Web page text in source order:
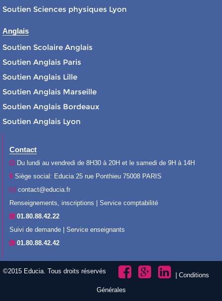
Soutien Sciences physiques Lyon
Anglais
Soutien Scolaire Anglais
Soutien Anglais Paris
Soutien Anglais Lille
Soutien Anglais Marseille
Soutien Anglais Bordeaux
Soutien Anglais Lyon
Contact
Du lundi au vendredi de 8H30 à 20H et le samedi de 9H à 14H
Siège social: Educia 25 rue Ponthieu 75008 PARIS
contact@educia.fr
Renseignements, inscriptions | Service comptabilité
01.80.88.42.22
Suivi de demande | Service enseignants
01.80.88.42.42
©2015 Educia. Tous droits réservés
Conditions
Générales